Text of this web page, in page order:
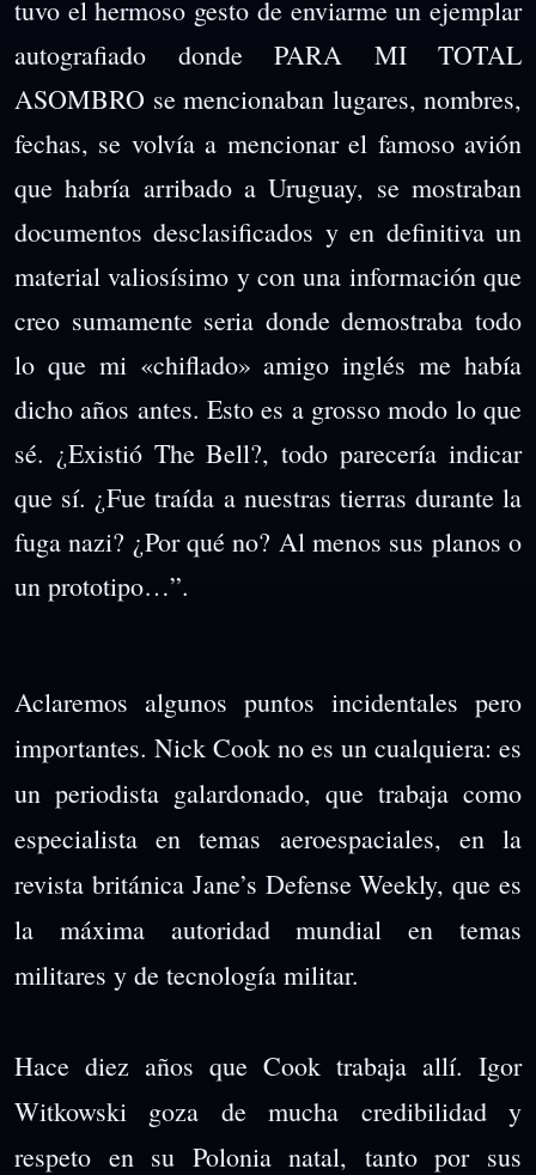
tuvo el hermoso gesto de enviarme un ejemplar
autografiado donde PARA MI TOTAL
ASOMBRO se mencionaban lugares, nombres,
fechas, se volvía a mencionar el famoso avión
que habría arribado a Uruguay, se mostraban
documentos desclasificados y en definitiva un
material valiosísimo y con una información que
creo sumamente seria donde demostraba todo
lo que mi «chiflado» amigo inglés me había
dicho años antes. Esto es a grosso modo lo que
sé. ¿Existió The Bell?, todo parecería indicar
que sí. ¿Fue traída a nuestras tierras durante la
fuga nazi? ¿Por qué no? Al menos sus planos o
un prototipo…”.
Aclaremos algunos puntos incidentales pero
importantes. Nick Cook no es un cualquiera: es
un periodista galardonado, que trabaja como
especialista en temas aeroespaciales, en la
revista británica Jane’s Defense Weekly, que es
la máxima autoridad mundial en temas
militares y de tecnología militar.
Hace diez años que Cook trabaja allí. Igor
Witkowski goza de mucha credibilidad y
respeto en su Polonia natal, tanto por sus